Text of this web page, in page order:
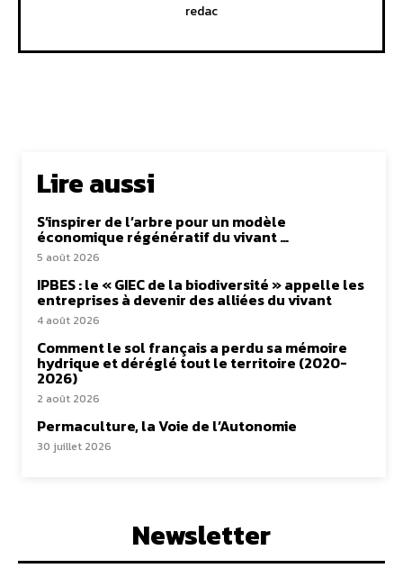
redac
Lire aussi
S’inspirer de l’arbre pour un modèle
économique régénératif du vivant …
5 août 2026
IPBES : le « GIEC de la biodiversité » appelle les
entreprises à devenir des alliées du vivant
4 août 2026
Comment le sol français a perdu sa mémoire
hydrique et déréglé tout le territoire (2020-
2026)
2 août 2026
Permaculture, la Voie de l’Autonomie
30 juillet 2026
Newsletter